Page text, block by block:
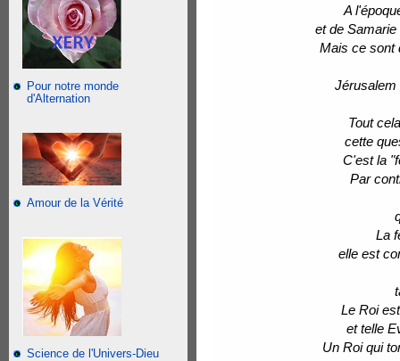
Pour notre monde
d'Alternation
Amour de la Vérité
Science de l'Univers-Dieu
A
et de
Mais ce sont
Jérusalem
Tout
cette
C'est la
Par
La
elle est
Le Roi
et telle
Un Roi qui